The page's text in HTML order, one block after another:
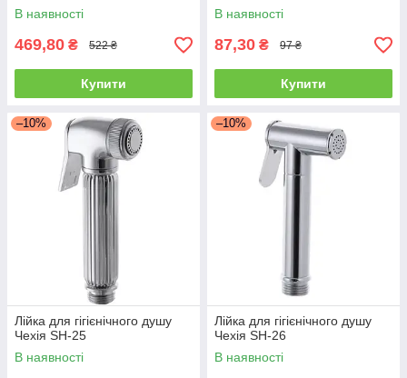
В наявності
469,80 ₴ 522 ₴
Купити
В наявності
87,30 ₴ 97 ₴
Купити
–10%
Лійка для гігієнічного душу
Чехія SH-25
В наявності
–10%
Лійка для гігієнічного душу
Чехія SH-26
В наявності